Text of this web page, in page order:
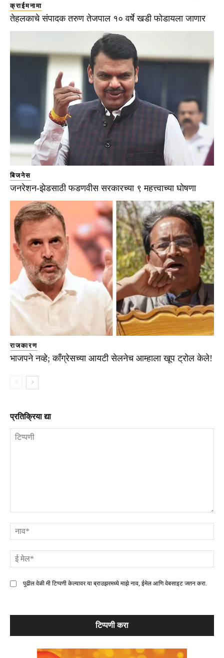
क्राईमनामा
तेहलकाचे संपादक तरुण तेजपाल १० वर्षे खडी फोडायला जाणार
बिजनेस
जनरेशन-झेडसाठी फडणवीस सरकारच्या ९ महत्त्वाच्या घोषणा
राजकारण
भाजपने नव्हे; काँग्रेसच्या आयटी सेलनेच आम्हाला खूप ट्रोल केले!
प्रतिक्रिया द्या
पुढील वेळी मी टिप्पणी केल्यावर या ब्राउझरमध्ये माझे नाव, ईमेल आणि वेबसाइट जतन करा.